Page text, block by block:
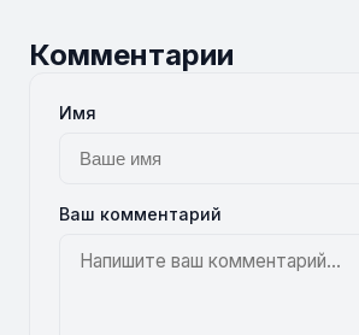
Комментарии
Имя
Ваш комментарий